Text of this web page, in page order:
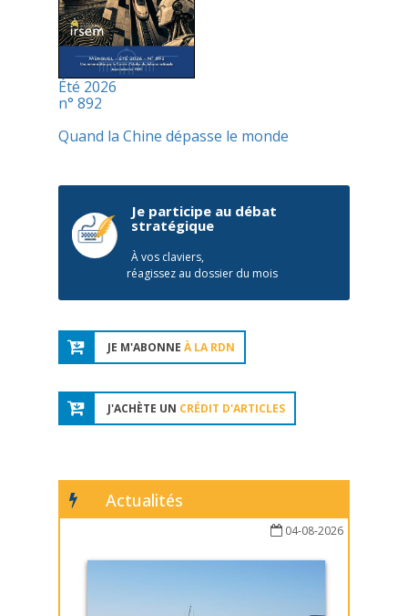
Été 2026
n° 892
Quand la Chine dépasse le monde
Je participe au débat
stratégique
À vos claviers,
réagissez au dossier du mois
JE M'ABONNE À LA RDN
J'ACHÈTE UN CRÉDIT D'ARTICLES
Actualités
04-08-2026